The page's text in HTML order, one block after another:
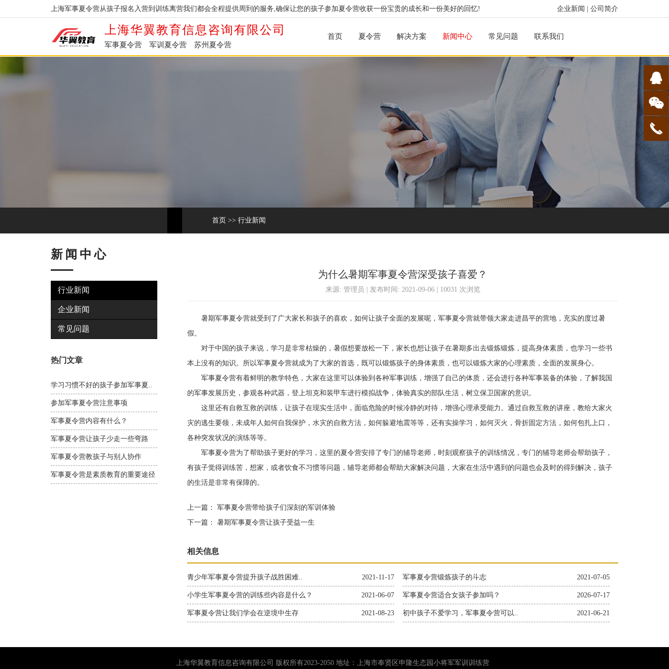
企业新闻 公司简介
上海军事夏令营从孩子报名入营到训练离营我们都会全程提供周到的服务,确保让您的孩子参加夏令营收获一份宝贵的成长和一份美好的回忆!
上海华翼教育信息咨询有限公司
军事夏令营 军训夏令营 苏州夏令营
首页 夏令营 解决方案 新闻中心 常见问题 联系我们
首页 >> 行业新闻
新闻中心
行业新闻
企业新闻
常见问题
热门文章
学习习惯不好的孩子参加军事夏..
参加军事夏令营注意事项
军事夏令营内容有什么？
军事夏令营让孩子少走一些弯路
军事夏令营教孩子与别人协作
军事夏令营是素质教育的重要途径
为什么暑期军事夏令营深受孩子喜爱？
来源: 管理员 | 发布时间: 2021-09-06 | 10031 次浏览
暑期军事夏令营就受到了广大家长和孩子的喜欢，如何让孩子全面的发展呢，军事夏令营就带领大家走进昌平的营地，充实的度过暑
假。
对于中国的孩子来说，学习是非常枯燥的，暑假想要放松一下，家长也想让孩子在暑期多出去锻炼锻炼，提高身体素质，也学习一些书
本上没有的知识。所以军事夏令营就成为了大家的首选，既可以锻炼孩子的身体素质，也可以锻炼大家的心理素质，全面的发展身心。
军事夏令营有着鲜明的教学特色，大家在这里可以体验到各种军事训练，增强了自己的体质，还会进行各种军事装备的体验，了解我国
的军事发展历史，参观各种武器，登上坦克和装甲车进行模拟战争，体验真实的部队生活，树立保卫国家的意识。
这里还有自救互救的训练，让孩子在现实生活中，面临危险的时候冷静的对待，增强心理承受能力。通过自救互救的讲座，教给大家火
灾的逃生要领，未成年人如何自我保护，水灾的自救方法，如何躲避地震等等，还有实操学习，如何灭火，骨折固定方法，如何包扎上口，
各种突发状况的演练等等。
军事夏令营为了帮助孩子更好的学习，这里的夏令营安排了专门的辅导老师，时刻观察孩子的训练情况，专门的辅导老师会帮助孩子，
有孩子觉得训练苦，想家，或者饮食不习惯等问题，辅导老师都会帮助大家解决问题，大家在生活中遇到的问题也会及时的得到解决，孩子
的生活是非常有保障的。
上一篇：
军事夏令营带给孩子们深刻的军训体验
下一篇：
暑期军事夏令营让孩子受益一生
相关信息
2021-11-17
青少年军事夏令营提升孩子战胜困难.. 2021-07-05
军事夏令营锻炼孩子的斗志
2021-06-07
小学生军事夏令营的训练些内容是什么？ 2026-07-17
军事夏令营适合女孩子参加吗？
2021-08-23
军事夏令营让我们学会在逆境中生存 2021-06-21
初中孩子不爱学习，军事夏令营可以..
上海华翼教育信息咨询有限公司 版权所有2023-2050 地址：上海市奉贤区申隆生态园小将军军训训练营